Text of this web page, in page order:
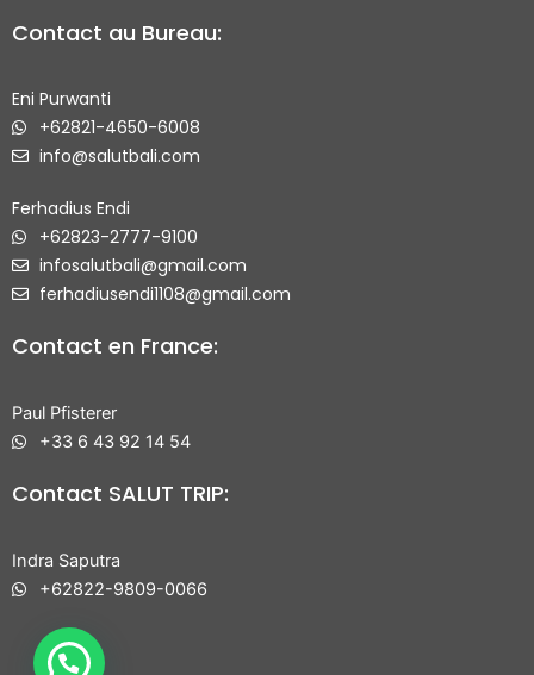
Contact au Bureau:
Eni Purwanti
+62821-4650-6008
info@salutbali.com
Ferhadius Endi
+62823-2777-9100
infosalutbali@gmail.com
ferhadiusendi1108@gmail.com
Contact en France:
Paul Pfisterer
+33 6 43 92 14 54
Contact SALUT TRIP:
Indra Saputra
+62822-9809-0066